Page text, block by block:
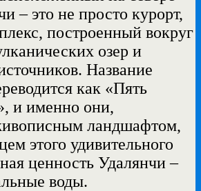
– это не просто курорт,
построенный вокруг
озер и
Название
как «Пять
и именно они,
ландшафтом,
этого удивительного
ценность Удалянчи –
воды.